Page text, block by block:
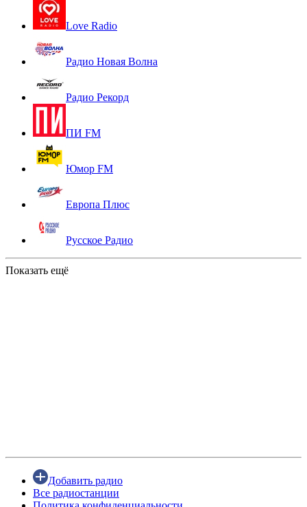
Love Radio
Радио Новая Волна
Радио Рекорд
ПИ FM
Юмор FM
Европа Плюс
Русское Радио
Показать ещё
Добавить радио
Все радиостанции